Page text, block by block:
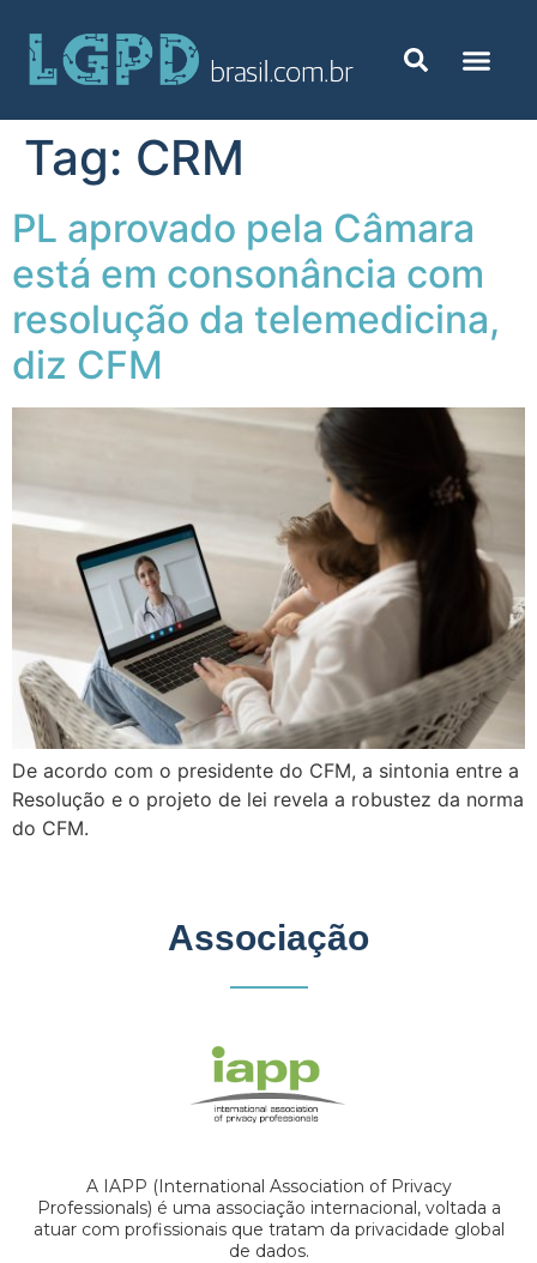
Tag: CRM
PL aprovado pela Câmara
está em consonância com
resolução da telemedicina,
diz CFM
De acordo com o presidente do CFM, a sintonia entre a
Resolução e o projeto de lei revela a robustez da norma
do CFM.
Associação
A IAPP (International Association of Privacy
Professionals) é uma associação internacional, voltada a
atuar com profissionais que tratam da privacidade global
de dados.